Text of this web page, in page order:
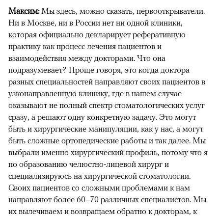
Максим: Мы здесь, можно сказать, первооткрыватели.
Ни в Москве, ни в России нет ни одной клиники,
которая официально декларирует реферативную
практику как процесс лечения пациентов и
взаимодействия между докторами. Что она
подразумевает? Проще говоря, это когда доктора
разных специальностей направляют своих пациентов в
узконаправленную клинику, где в нашем случае
оказывают не полный спектр стоматологических услуг
сразу, а решают одну конкретную задачу. Это могут
быть и хирургические манипуляции, как у нас, а могут
быть сложные ортопедические работы и так далее. Мы
выбрали именно хирургический профиль, потому что я
по образованию челюстно-лицевой хирург и
специализируюсь на хирургической стоматологии.
Своих пациентов со сложными проблемами к нам
направляют более 60–70 различных специалистов. Мы
их вылечиваем и возвращаем обратно к докторам, к